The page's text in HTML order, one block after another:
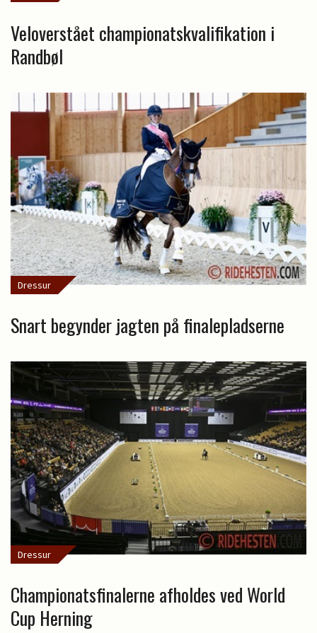
Veloverstået championatskvalifikation i
Randbøl
Dressur
Snart begynder jagten på finalepladserne
Dressur
Championatsfinalerne afholdes ved World
Cup Herning